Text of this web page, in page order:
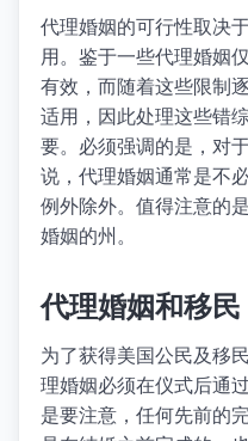
代理婚姻的可行性取决
用。鉴于一些代理婚姻
有效，而随着这些限制
适用，因此处理这些错
要。必须强调的是，对
说，代理婚姻通常是不
例外除外。值得注意的
婚姻的州。
代理婚姻和移民
为了获得美国公民及移
理婚姻必须在仪式后通
是要注意，任何先前的